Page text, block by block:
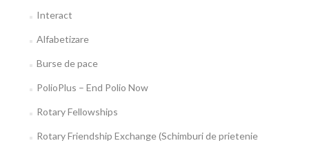
Interact
Alfabetizare
Burse de pace
PolioPlus – End Polio Now
Rotary Fellowships
Rotary Friendship Exchange (Schimburi de prietenie